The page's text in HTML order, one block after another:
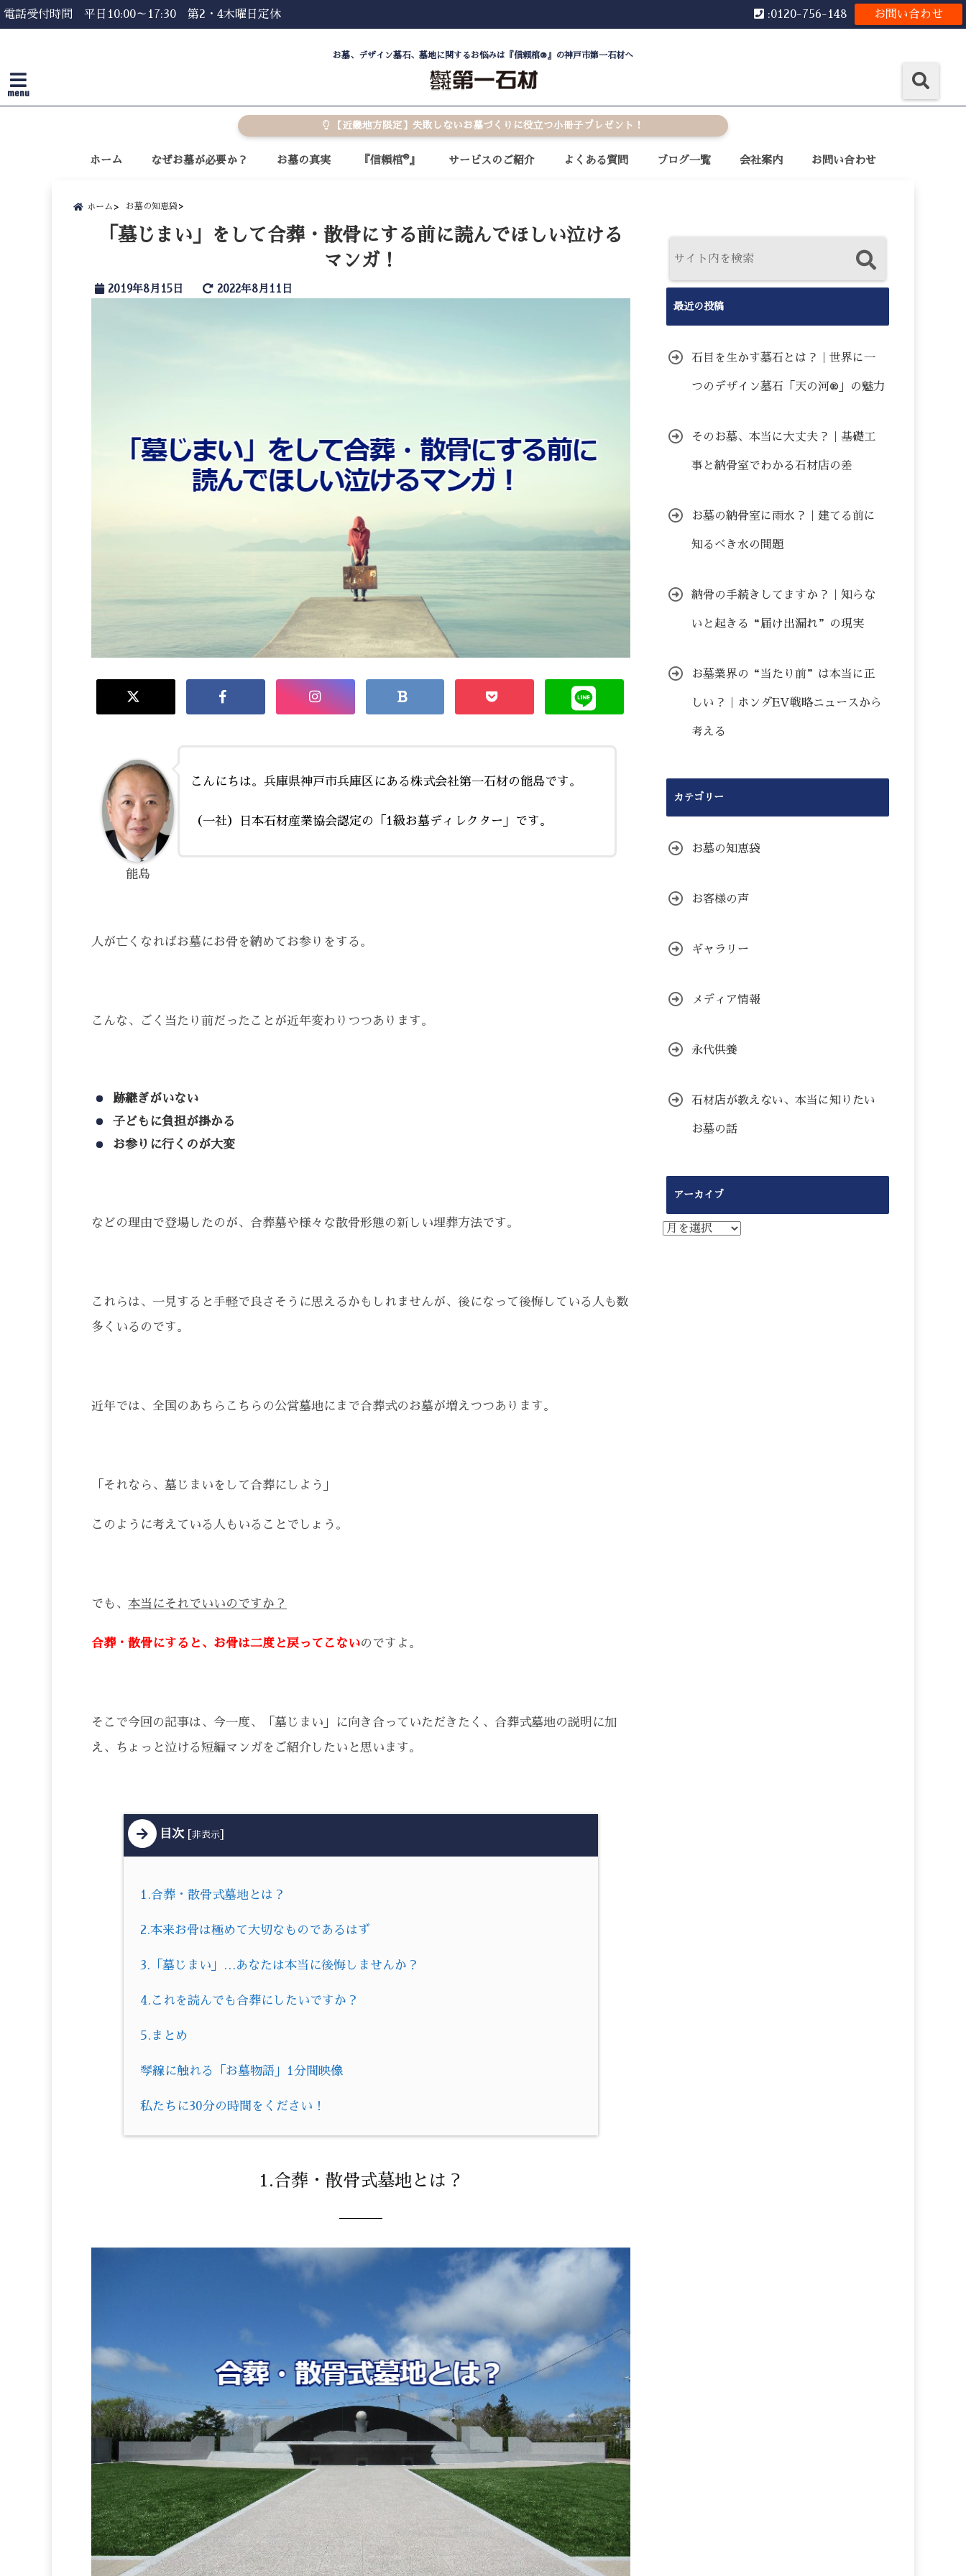
電話受付時間 平日10:00～17:30 第2・4木曜日定休 お問い合わせ
:0120-756-148
お墓、デザイン墓石、墓地に関するお悩みは『信頼棺®』の神戸市第一石材へ
menu
【近畿地方限定】失敗しないお墓づくりに役立つ小冊子プレゼント！
ホーム なぜお墓が必要か？ お墓の真実 『信頼棺®』 サービスのご紹介 よくある質問 ブログ一覧 会社案内 お問い合わせ
ホーム お墓の知恵袋
「墓じまい」をして合葬・散骨にする前に読んでほしい泣ける
マンガ！
2019年8月15日 2022年8月11日
こんにちは。兵庫県神戸市兵庫区にある株式会社第一石材の能島です。
（一社）日本石材産業協会認定の「1級お墓ディレクター」です。
能島
人が亡くなればお墓にお骨を納めてお参りをする。
こんな、ごく当たり前だったことが近年変わりつつあります。
跡継ぎがいない
子どもに負担が掛かる
お参りに行くのが大変
などの理由で登場したのが、合葬墓や様々な散骨形態の新しい埋葬方法です。
これらは、一見すると手軽で良さそうに思えるかもしれませんが、後になって後悔している人も数
多くいるのです。
近年では、全国のあちらこちらの公営墓地にまで合葬式のお墓が増えつつあります。
「それなら、墓じまいをして合葬にしよう」
このように考えている人もいることでしょう。
でも、 本当にそれでいいのですか？
合葬・散骨にすると、お骨は二度と戻ってこないのですよ。
そこで今回の記事は、今一度、「墓じまい」に向き合っていただきたく、合葬式墓地の説明に加
え、ちょっと泣ける短編マンガをご紹介したいと思います。
目次 非表示
1.合葬・散骨式墓地とは？
2.本来お骨は極めて大切なものであるはず
3.「墓じまい」…あなたは本当に後悔しませんか？
4.これを読んでも合葬にしたいですか？
5.まとめ
琴線に触れる「お墓物語」1分間映像
私たちに30分の時間をください！
1.合葬・散骨式墓地とは？
最近の投稿
石目を生かす墓石とは？｜世界に一
つのデザイン墓石「天の河®」の魅力
そのお墓、本当に大丈夫？｜基礎工
事と納骨室でわかる石材店の差
お墓の納骨室に雨水？｜建てる前に
知るべき水の問題
納骨の手続きしてますか？｜知らな
いと起きる“届け出漏れ”の現実
お墓業界の“当たり前”は本当に正
しい？｜ホンダEV戦略ニュースから
考える
カテゴリー
お墓の知恵袋
お客様の声
ギャラリー
メディア情報
永代供養
石材店が教えない、本当に知りたい
お墓の話
アーカイブ
ア
ー